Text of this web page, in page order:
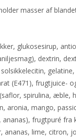
masser af
glukosesirup,
dextrin,
gelatine,
(E471), frugtjuice-
spirulina, æble,
aronia, mango,
frugtpuré fra
ananas, lime, citron,